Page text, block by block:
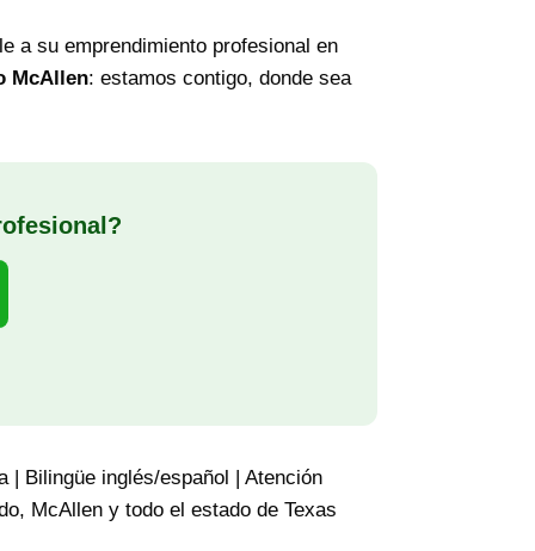
a su emprendimiento profesional en
McAllen: estamos contigo, donde sea
| Bilingüe inglés/español | Atención
McAllen y todo el estado de Texas